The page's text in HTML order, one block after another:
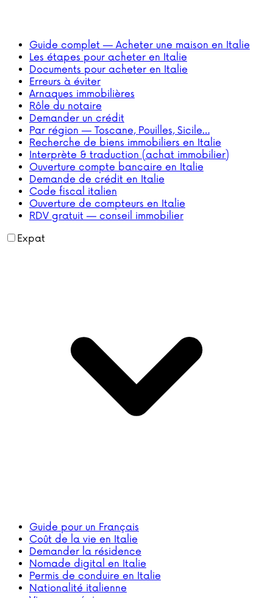
Guide complet — Acheter une maison en Italie
Les étapes pour acheter en Italie
Documents pour acheter en Italie
Erreurs à éviter
Arnaques immobilières
Rôle du notaire
Demander un crédit
Par région — Toscane, Pouilles, Sicile…
Recherche de biens immobiliers en Italie
Interprète & traduction (achat immobilier)
Ouverture compte bancaire en Italie
Demande de crédit en Italie
Code fiscal italien
Ouverture de compteurs en Italie
RDV gratuit — conseil immobilier
Expat
Guide pour un Français
Coût de la vie en Italie
Demander la résidence
Nomade digital en Italie
Permis de conduire en Italie
Nationalité italienne